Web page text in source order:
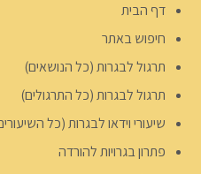
דף הבית
חיפוש באתר
תרגול לבגרות (כל הנושאים)
תרגול לבגרות (כל התרגולים)
שיעורי וידאו לבגרות (כל
פתרון בגרויות להורדה